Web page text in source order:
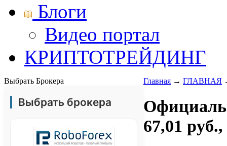
Блоги
Видео портал
КРИПТОТРЕЙДИНГ
Выбрать Брокера
Выбрать брокера
Главная → ГЛАВНАЯ
67,01